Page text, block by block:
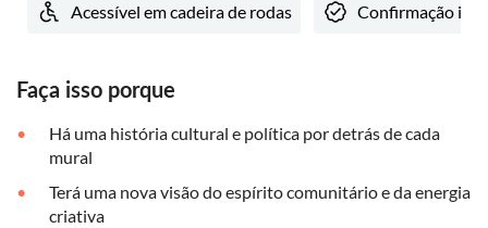
Acessível em cadeira de rodas Confirmação
Faça isso porque
Há uma história cultural e política por detrás de cada
mural
Terá uma nova visão do espírito comunitário e da energia
criativa